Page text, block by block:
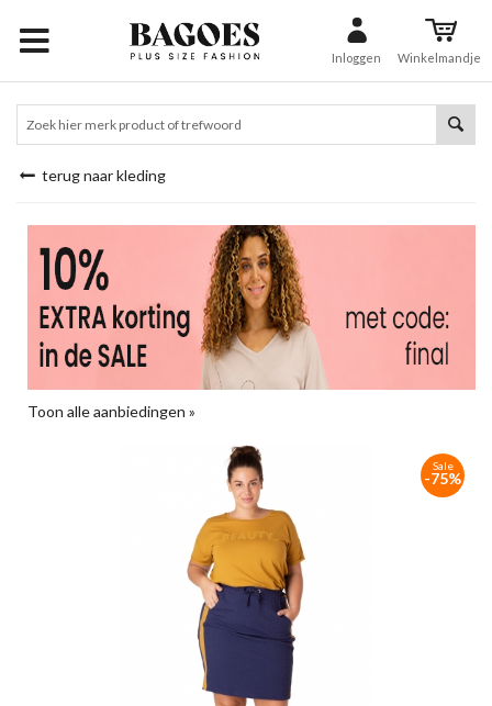
Inloggen Winkelmandje
terug naar kleding
Toon alle aanbiedingen »
Sale
-75%